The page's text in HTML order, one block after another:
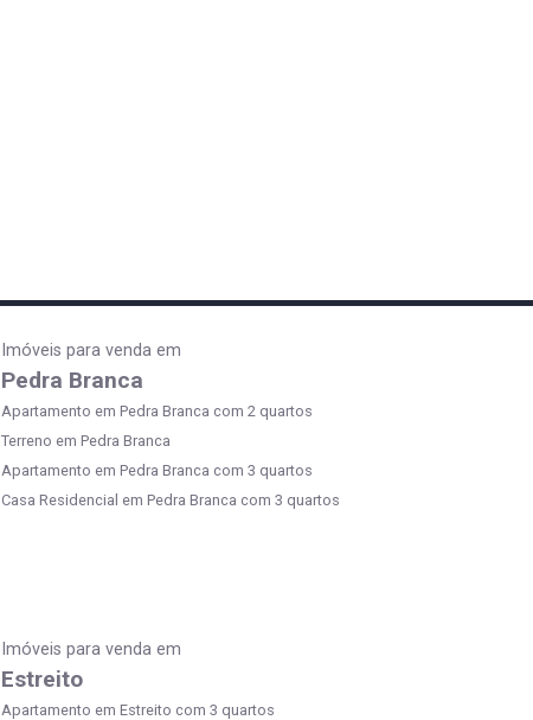
Imóveis para venda em
Pedra Branca
Apartamento em Pedra Branca com 2 quartos
Terreno em Pedra Branca
Apartamento em Pedra Branca com 3 quartos
Casa Residencial em Pedra Branca com 3 quartos
Imóveis para venda em
Estreito
Apartamento em Estreito com 3 quartos